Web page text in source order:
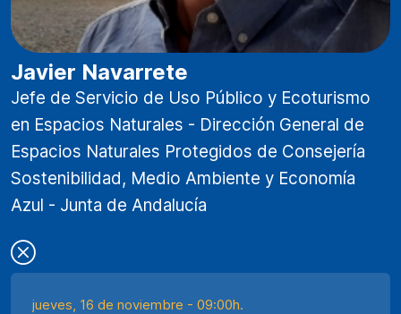
Javier Navarrete
Jefe de Servicio de Uso Público y Ecoturismo
en Espacios Naturales - Dirección General de
Espacios Naturales Protegidos de Consejería
Sostenibilidad, Medio Ambiente y Economía
Azul - Junta de Andalucía
jueves, 16 de noviembre - 09:00h.